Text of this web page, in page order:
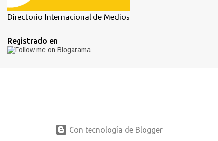
Directorio Internacional de Medios
Registrado en
Con tecnología de Blogger